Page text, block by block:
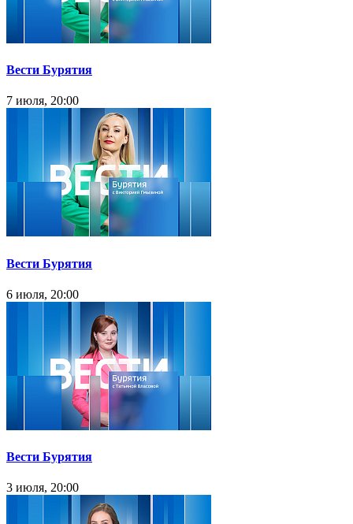
Вести Бурятия
7 июля, 20:00
Вести Бурятия
6 июля, 20:00
Вести Бурятия
3 июля, 20:00